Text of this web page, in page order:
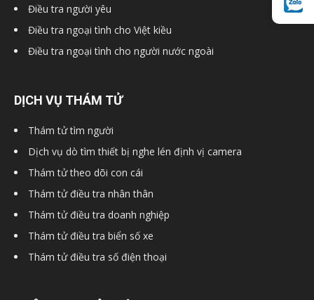
phòng,
Điều tra người yêu
Điều tra ngoại tình cho Việt kiều
Điều tra ngoại tình cho người nước ngoài
DỊCH VỤ THÁM TỬ
Thám tử tìm người
Dịch vụ dò tìm thiết bị nghe lén định vị camera
Thám tử theo dõi con cái
Thám tử điều tra nhân thân
Thám tử điều tra doanh nghiệp
Thám tử điều tra biển số xe
Thám tử điều tra số điện thoại